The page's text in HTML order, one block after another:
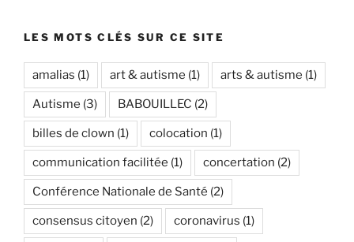
LES MOTS CLÉS SUR CE SITE
amalias (1) art & autisme (1) arts & autisme (1)
Autisme (3) BABOUILLEC (2)
billes de clown (1) colocation (1)
communication facilitée (1) concertation (2)
Conférence Nationale de Santé (2)
consensus citoyen (2) coronavirus (1)